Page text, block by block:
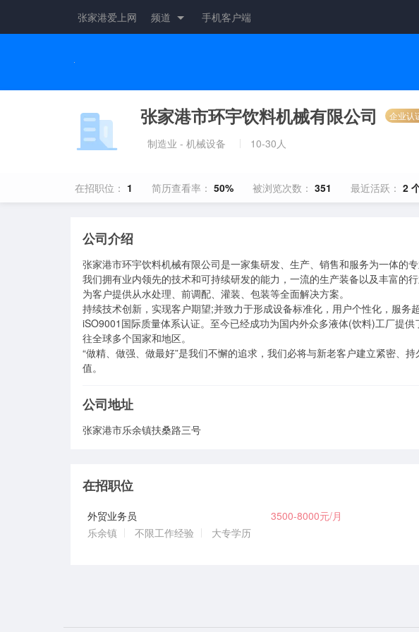
张家港爱上网 频道 手机客户端
张家港市环宇饮料机械有限公司 企业认
制造业 - 机械设备 10-30人
在招职位： 1 简历查看率： 50% 被浏览次数： 351 最近活跃： 2
公司介绍
张家港市环宇饮料机械有限公司是一家集研发、生产、销售和服务为一体的
我们拥有业内领先的技术和可持续研发的能力，一流的生产装备以及丰富的
为客户提供从水处理、前调配、灌装、包装等全面解决方案。
持续技术创新，实现客户期望;并致力于形成设备标准化，用户个性化，服务
iSO9001国际质量体系认证。至今已经成功为国内外众多液体(饮料)工厂提
往全球多个国家和地区。
“做精、做强、做最好”是我们不懈的追求，我们必将与新老客户建立紧密、
值。
公司地址
张家港市乐余镇扶桑路三号
在招职位
外贸业务员
3500-8000元/月
乐余镇
不限工作经验 大专学历